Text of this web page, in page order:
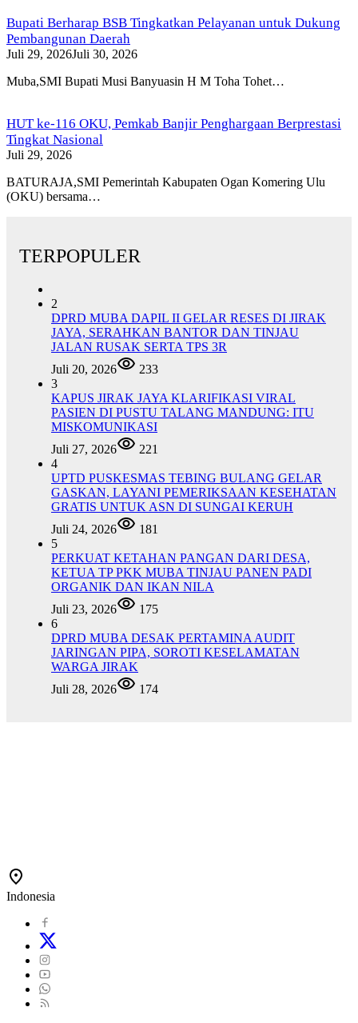
Bupati Berharap BSB Tingkatkan Pelayanan untuk Dukung
Pembangunan Daerah
Juli 29, 2026Juli 30, 2026
Muba,SMI Bupati Musi Banyuasin H M Toha Tohet…
HUT ke-116 OKU, Pemkab Banjir Penghargaan Berprestasi
Tingkat Nasional
Juli 29, 2026
BATURAJA,SMI Pemerintah Kabupaten Ogan Komering Ulu
(OKU) bersama…
TERPOPULER
2
DPRD MUBA DAPIL II GELAR RESES DI JIRAK
JAYA, SERAHKAN BANTOR DAN TINJAU
JALAN RUSAK SERTA TPS 3R
Juli 20, 2026
233
3
KAPUS JIRAK JAYA KLARIFIKASI VIRAL
PASIEN DI PUSTU TALANG MANDUNG: ITU
MISKOMUNIKASI
Juli 27, 2026
221
4
UPTD PUSKESMAS TEBING BULANG GELAR
GASKAN, LAYANI PEMERIKSAAN KESEHATAN
GRATIS UNTUK ASN DI SUNGAI KERUH
Juli 24, 2026
181
5
PERKUAT KETAHAN PANGAN DARI DESA,
KETUA TP PKK MUBA TINJAU PANEN PADI
ORGANIK DAN IKAN NILA
Juli 23, 2026
175
6
DPRD MUBA DESAK PERTAMINA AUDIT
JARINGAN PIPA, SOROTI KESELAMATAN
WARGA JIRAK
Juli 28, 2026
174
Indonesia